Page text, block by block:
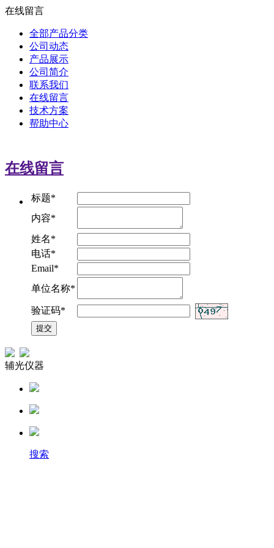
在线留言
全部产品分类
公司动态
产品展示
公司简介
联系我们
在线留言
技术方案
帮助中心
在线留言
标题*
内容*
姓名*
电话*
Email*
单位名称*
验证码*
辅光仪器
搜索